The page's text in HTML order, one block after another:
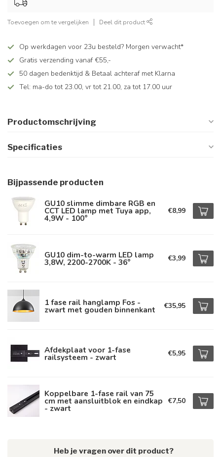
Toevoegen om te vergelijken Deel dit product
Op werkdagen voor 23u besteld? Morgen verwacht*
Gratis verzending vanaf €55,-
50 dagen bedenktijd & Betaal achteraf met Klarna
Tel: ma-do tot 23.00, vr tot 21.00, za tot 17.00 uur
Productomschrijving
Specificaties
Bijpassende producten
GU10 slimme dimbare RGB en
CCT LED lamp met Tuya app,
4,9W - 100°
€8,99
GU10 dim-to-warm LED lamp
3,8W, 2200-2700K - 36° €3,99
1 fase rail hanglamp Fos -
zwart met gouden binnenkant €35,95
Afdekplaat voor 1-fase
railsysteem - zwart €5,95
Koppelbare 1-fase rail van 75
cm met aansluitblok en eindkap
- zwart
€7,50
Heb je vragen over dit product?